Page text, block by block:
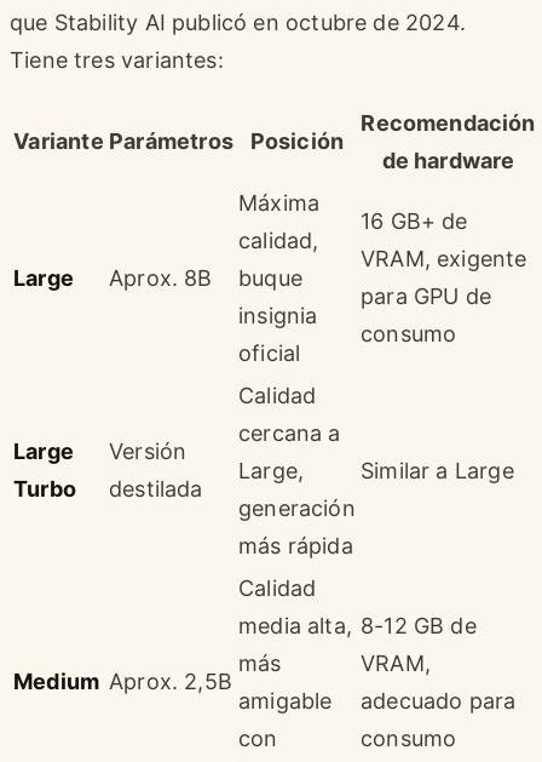
que Stability AI publicó en octubre de 2024.
Tiene tres variantes:
Variante Parámetros Posición
Recomendación
de hardware
Large Aprox. 8B
Máxima
calidad,
buque
insignia
oficial
16 GB+ de
VRAM, exigente
para GPU de
consumo
Large
Turbo
Versión
destilada
Calidad
cercana a
Large,
generación
más rápida
Similar a Large
Medium Aprox. 2,5B
Calidad
media alta,
más
amigable
con
8-12 GB de
VRAM,
adecuado para
consumo